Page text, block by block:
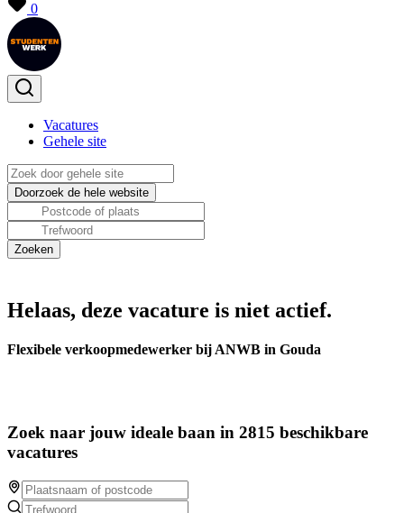
0
Vacatures
Gehele site
Helaas, deze vacature is niet actief.
Flexibele verkoopmedewerker bij ANWB in Gouda
Zoek naar jouw ideale baan in 2815 beschikbare
vacatures